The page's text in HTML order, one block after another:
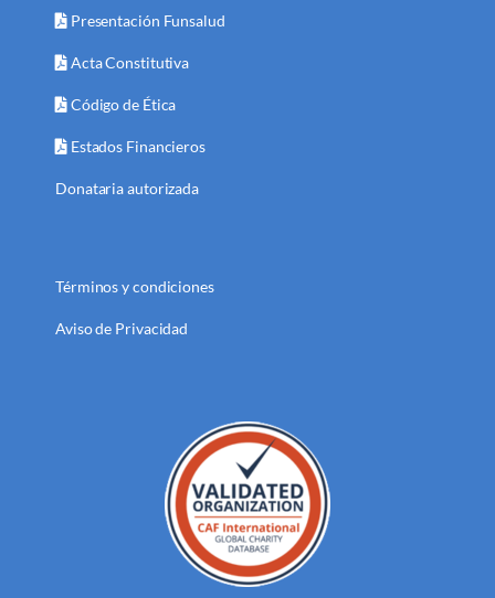
Presentación Funsalud
Acta Constitutiva
Código de Ética
Estados Financieros
Donataria autorizada
Términos y condiciones
Aviso de Privacidad